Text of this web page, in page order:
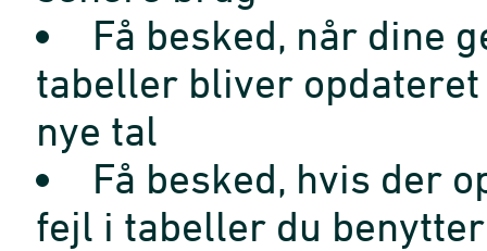
Få besked, når dine
tabeller bliver opdateret
nye tal
Få besked, hvis der
fejl i tabeller du benytter